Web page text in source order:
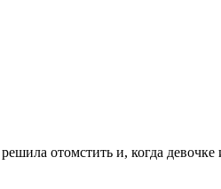
отомстить и, когда